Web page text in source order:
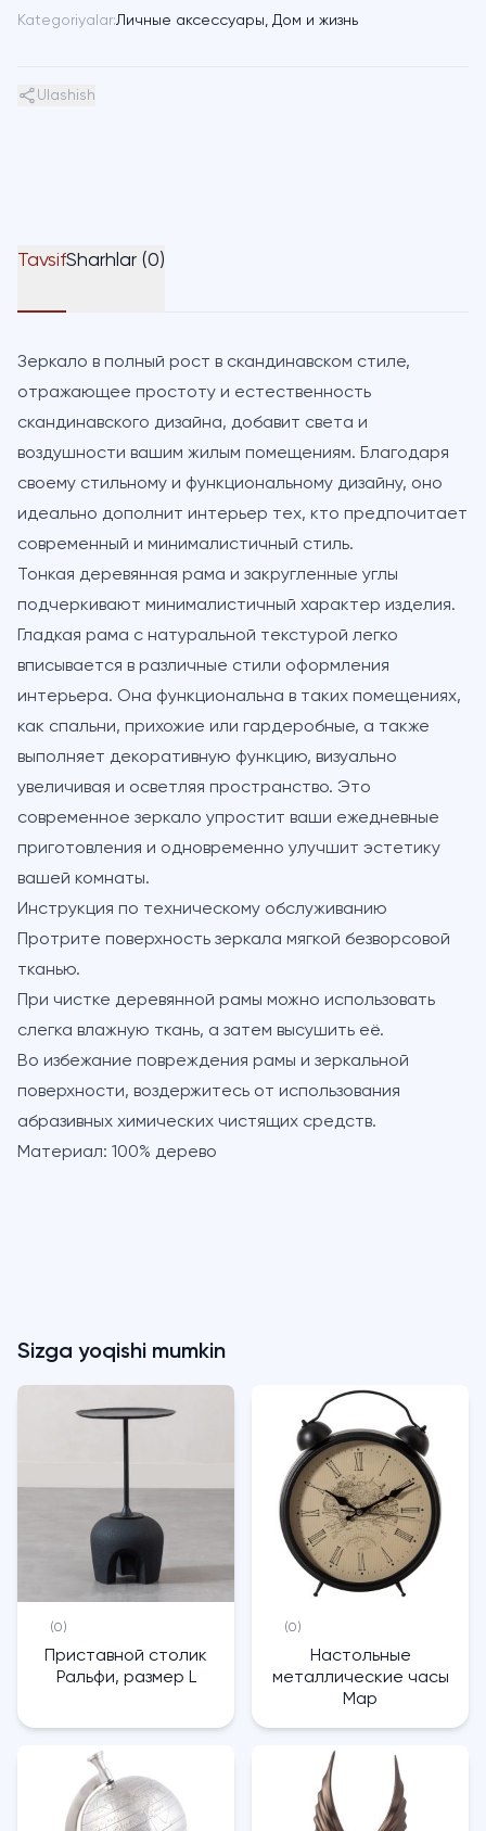
Kategoriyalar:Личные аксессуары, Дом и жизнь
Ulashish
TavsifSharhlar (0)
Зеркало в полный рост в скандинавском стиле,
отражающее простоту и естественность
скандинавского дизайна, добавит света и
воздушности вашим жилым помещениям. Благодаря
своему стильному и функциональному дизайну, оно
идеально дополнит интерьер тех, кто предпочитает
современный и минималистичный стиль.
Тонкая деревянная рама и закругленные углы
подчеркивают минималистичный характер изделия.
Гладкая рама с натуральной текстурой легко
вписывается в различные стили оформления
интерьера. Она функциональна в таких помещениях,
как спальни, прихожие или гардеробные, а также
выполняет декоративную функцию, визуально
увеличивая и осветляя пространство. Это
современное зеркало упростит ваши ежедневные
приготовления и одновременно улучшит эстетику
вашей комнаты.
Инструкция по техническому обслуживанию
Протрите поверхность зеркала мягкой безворсовой
тканью.
При чистке деревянной рамы можно использовать
слегка влажную ткань, а затем высушить её.
Во избежание повреждения рамы и зеркальной
поверхности, воздержитесь от использования
абразивных химических чистящих средств.
Материал: 100% дерево
Sizga yoqishi mumkin
(0)
Приставной столик
Ральфи, размер L
(0)
Настольные
металлические часы
Map